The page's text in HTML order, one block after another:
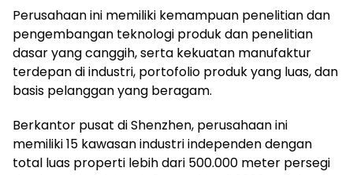
Perusahaan ini memiliki kemampuan penelitian dan
pengembangan teknologi produk dan penelitian
dasar yang canggih, serta kekuatan manufaktur
terdepan di industri, portofolio produk yang luas, dan
basis pelanggan yang beragam.
Berkantor pusat di Shenzhen, perusahaan ini
memiliki 15 kawasan industri independen dengan
total luas properti lebih dari 500.000 meter persegi